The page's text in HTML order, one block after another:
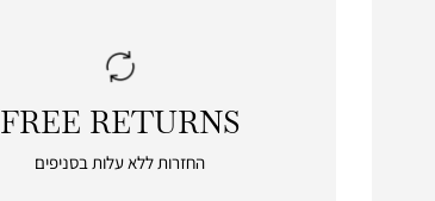
|
returns
FREE RETURNS
החזרות ללא עלות בסניפים